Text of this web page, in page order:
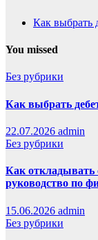
Как выбрать
You missed
Без рубрики
Как выбрать
22.07.2026 admin
Без рубрики
Как откладывать
руководство по
15.06.2026 admin
Без рубрики